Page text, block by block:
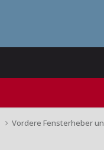
Vordere Fensterheber